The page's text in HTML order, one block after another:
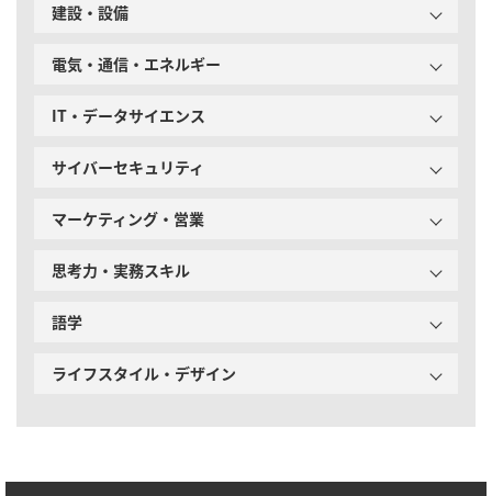
建設・設備
電気・通信・エネルギー
IT・データサイエンス
サイバーセキュリティ
マーケティング・営業
思考力・実務スキル
語学
ライフスタイル・デザイン